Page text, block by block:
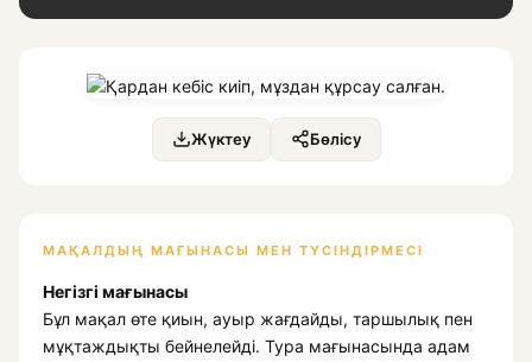
Жүктеу Бөлісу
МАҚАЛДЫҢ МАҒЫНАСЫ МЕН ТҮСІНДІРМЕСІ
Негізгі мағынасы
Бұл мақал өте қиын, ауыр жағдайды, таршылық пен
мұқтаждықты бейнелейді. Тура мағынасында адам